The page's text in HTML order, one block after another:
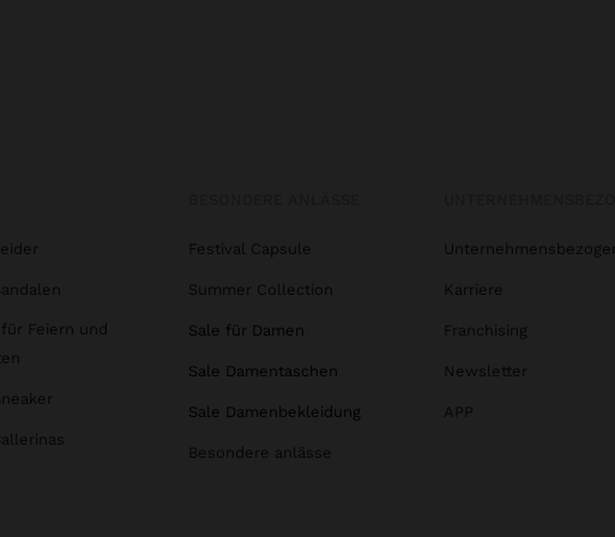
für Feiern und
Festival Capsule
Summer Collection
Sale für Damen
Sale Damentaschen
Sale Damenbekleidung
Besondere anlässe
Karriere
Franchising
Newsletter
APP